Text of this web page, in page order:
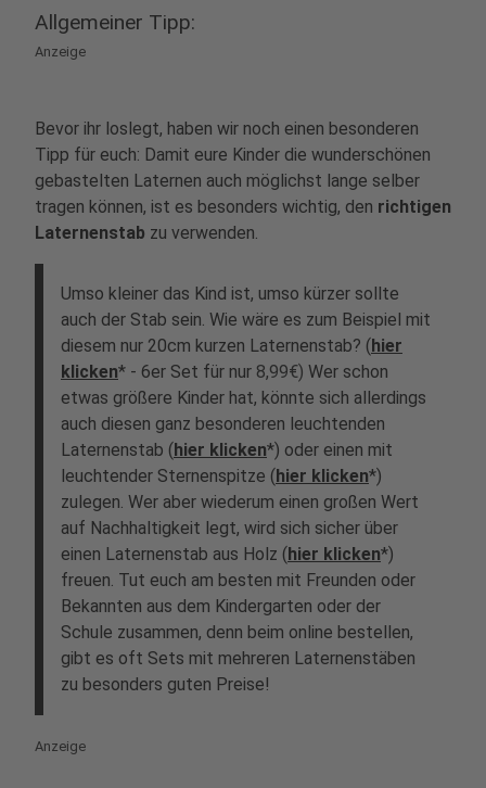
Allgemeiner Tipp:
Anzeige
Bevor ihr loslegt, haben wir noch einen besonderen
Tipp für euch: Damit eure Kinder die wunderschönen
gebastelten Laternen auch möglichst lange selber
tragen können, ist es besonders wichtig, den richtigen
Laternenstab zu verwenden.
Umso kleiner das Kind ist, umso kürzer sollte
auch der Stab sein. Wie wäre es zum Beispiel mit
diesem nur 20cm kurzen Laternenstab? (hier
klicken* - 6er Set für nur 8,99€) Wer schon
etwas größere Kinder hat, könnte sich allerdings
auch diesen ganz besonderen leuchtenden
Laternenstab (hier klicken*) oder einen mit
leuchtender Sternenspitze (hier klicken*)
zulegen. Wer aber wiederum einen großen Wert
auf Nachhaltigkeit legt, wird sich sicher über
einen Laternenstab aus Holz (hier klicken*)
freuen. Tut euch am besten mit Freunden oder
Bekannten aus dem Kindergarten oder der
Schule zusammen, denn beim online bestellen,
gibt es oft Sets mit mehreren Laternenstäben
zu besonders guten Preise!
Anzeige